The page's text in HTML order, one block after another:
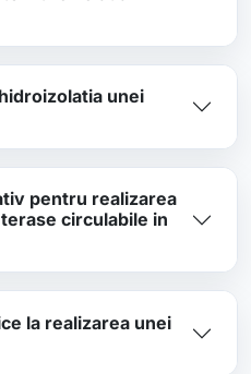
unei
pentru realizarea
circulabile in
la realizarea unei